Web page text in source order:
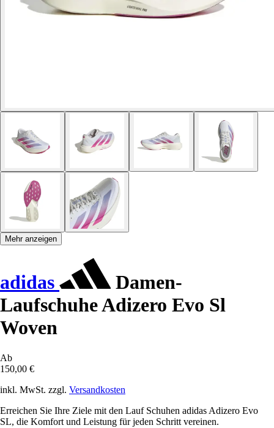
Mehr anzeigen
adidas
Damen-
Laufschuhe Adizero Evo Sl
Woven
Ab
150,00 €
inkl. MwSt. zzgl. Versandkosten
Erreichen Sie Ihre Ziele mit den Lauf Schuhen adidas Adizero Evo
SL, die Komfort und Leistung für jeden Schritt vereinen.